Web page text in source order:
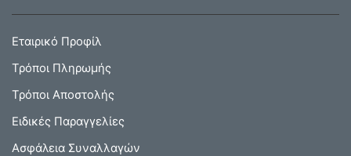
Εταιρικό Προφίλ
Τρόποι Πληρωμής
Τρόποι Αποστολής
Ειδικές Παραγγελίες
Ασφάλεια Συναλλαγών